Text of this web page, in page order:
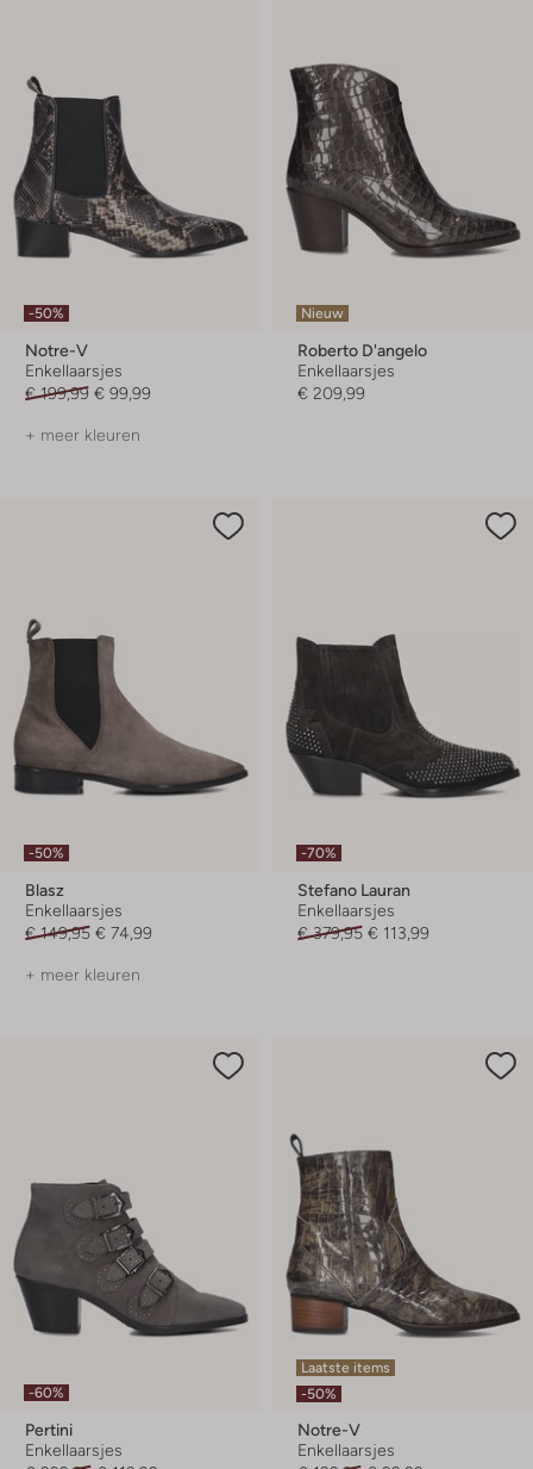
-50%
Notre-V
Enkellaarsjes
€ 199,99 € 99,99
+ meer kleuren
Nieuw
Roberto D'angelo
Enkellaarsjes
€ 209,99
-50%
Blasz
Enkellaarsjes
€ 149,95 € 74,99
+ meer kleuren
-70%
Stefano Lauran
Enkellaarsjes
€ 379,95 € 113,99
-60%
Pertini
Enkellaarsjes
Laatste items
-50%
Notre-V
Enkellaarsjes